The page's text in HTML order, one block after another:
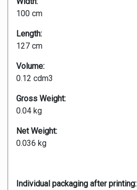
100 cm
Length:
127 cm
Volume:
0.12 cdm3
Gross Weight:
0.04 kg
Net Weight:
0.036 kg
Individual packaging after printing: